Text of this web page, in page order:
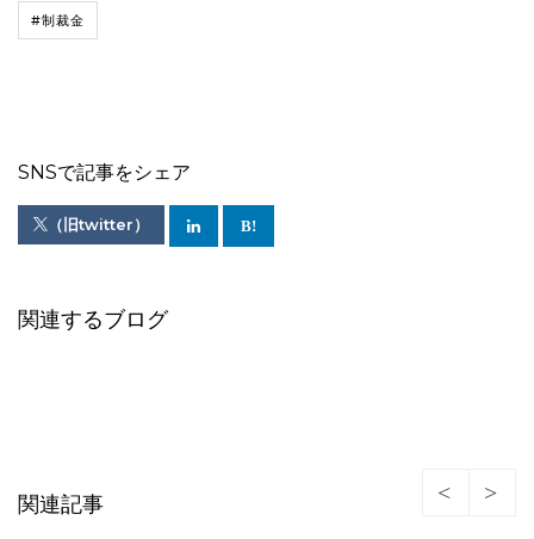
#制裁金
SNSで記事をシェア
（旧twitter）
関連するブログ
関連記事